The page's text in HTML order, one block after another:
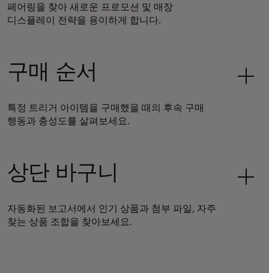
페어링을 찾아 새로운 프로모션 및 매장
디스플레이 전략을 용이하게 합니다.
구매 순서
특정 트리거 아이템을 구매했을 때의 후속 구매
행동과 충성도를 살펴보세요.
상단 바구니
자동화된 보고서에서 인기 상품과 첨부 파일, 자주
찾는 상품 조합을 찾아보세요.